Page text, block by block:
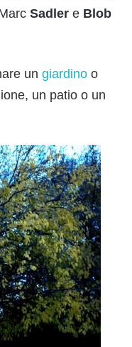
Sadler e Blob
un giardino o
un patio o un